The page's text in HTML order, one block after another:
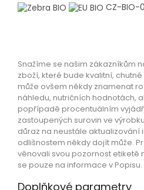
CZ-BIO-
Snažíme se našim zákazníkům
zboží, které bude kvalitní,
může ovšem někdy znamenat
náhledu, nutričních hodnotách,
popřípadě procentuálním
zastoupených surovin ve
důraz na neustále aktualizování
odlišnostem někdy dojít může.
věnovali svou pozornost etiketě
se pouze na informace v Popisu.
Doplňkové parametry